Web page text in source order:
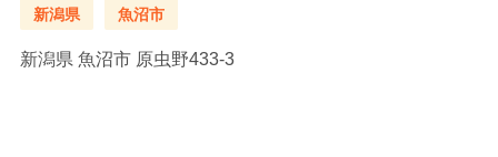
新潟県 魚沼市
新潟県 魚沼市 原虫野433-3